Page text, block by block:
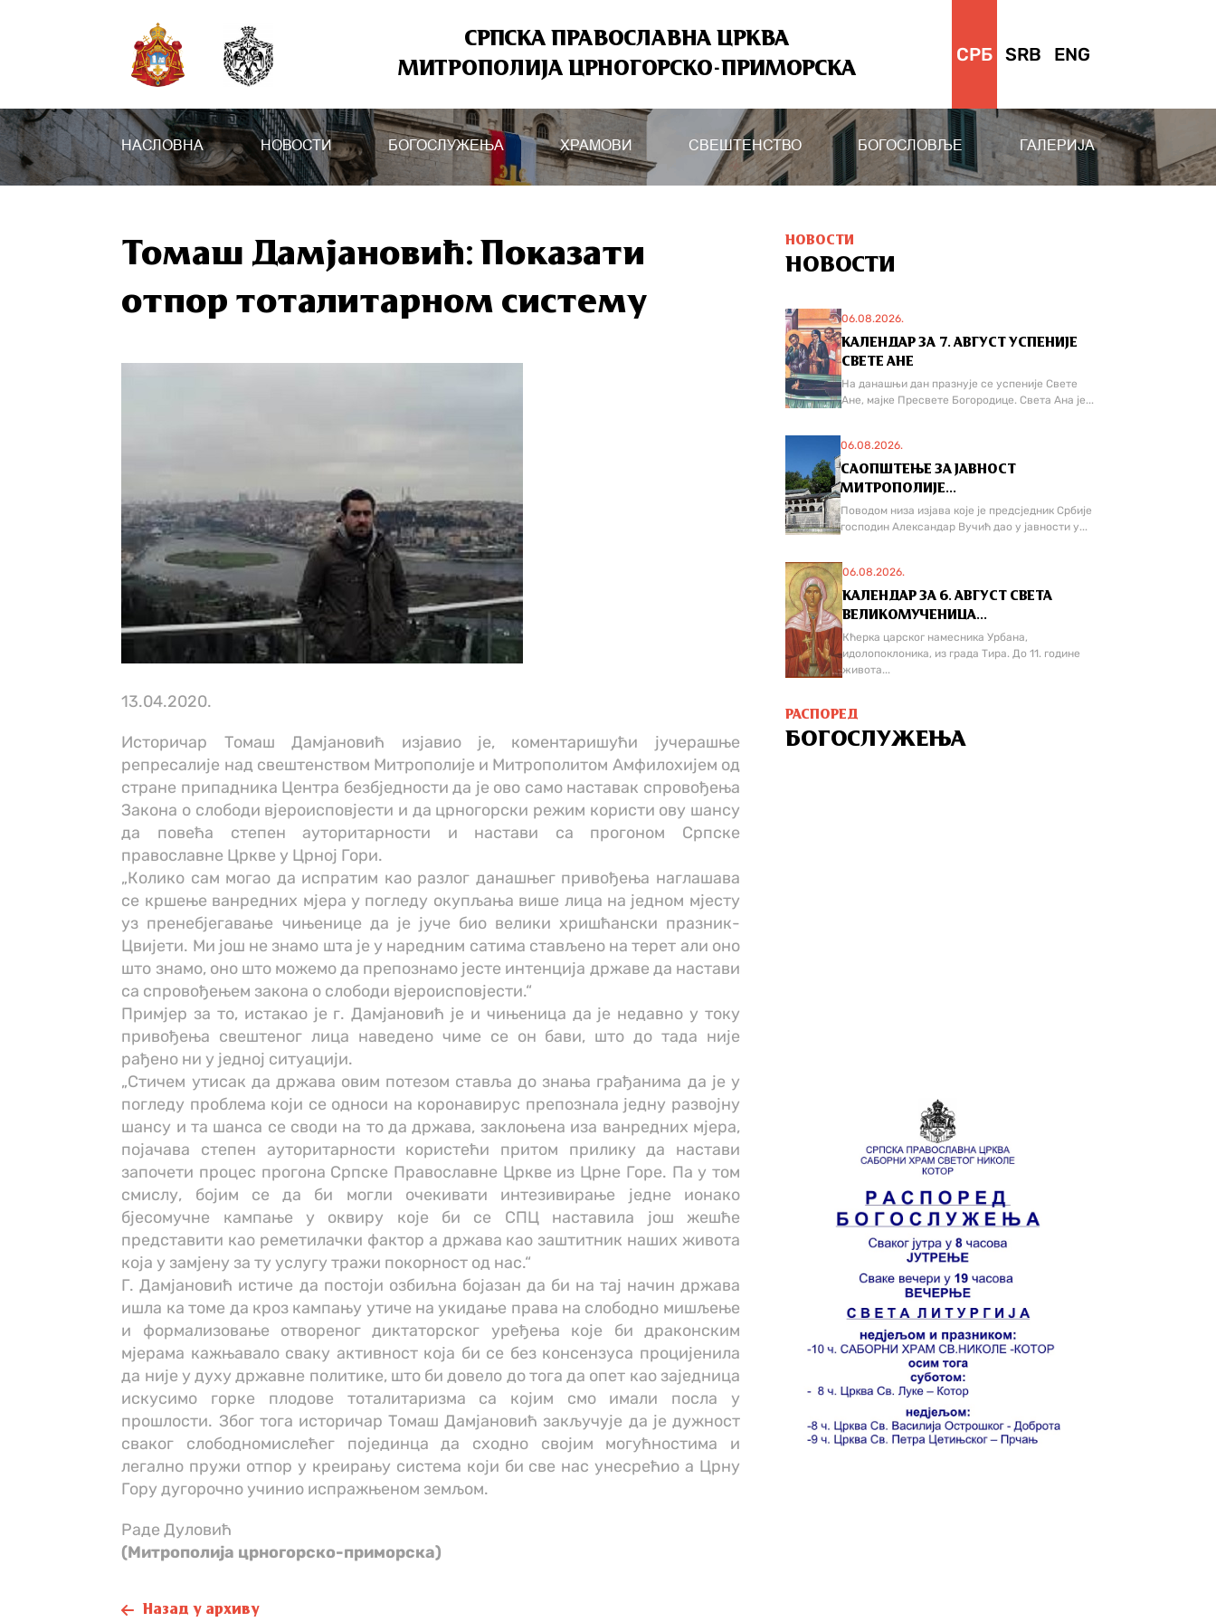
СРПСКА ПРАВОСЛАВНА ЦРКВА
МИТРОПОЛИЈА ЦРНОГОРСКО-ПРИМОРСКА
СРБ SRB ENG
НАСЛОВНА НОВОСТИ БОГОСЛУЖЕЊА ХРАМОВИ СВЕШТЕНСТВО БОГОСЛОВЉЕ ГАЛЕРИЈА
Томаш Дамјановић: Показати
отпор тоталитарном систему
13.04.2020.
Историчар Томаш Дамјановић изјавио је, коментаришући јучерашње
репресалије над свештенством Митрополије и Митрополитом Амфилохијем од
стране припадника Центра безбједности да је ово само наставак спровођења
Закона о слободи вјероисповјести и да црногорски режим користи ову шансу
да повећа степен ауторитарности и настави са прогоном Српске
православне Цркве у Црној Гори.
„Колико сам могао да испратим као разлог данашњег привођења наглашава
се кршење ванредних мјера у погледу окупљања више лица на једном мјесту
уз пренебјегавање чињенице да је јуче био велики хришћански празник-
Цвијети. Ми још не знамо шта је у наредним сатима стављено на терет али оно
што знамо, оно што можемо да препознамо јесте интенција државе да настави
са спровођењем закона о слободи вјероисповјести.“
Примјер за то, истакао је г. Дамјановић је и чињеница да је недавно у току
привођења свештеног лица наведено чиме се он бави, што до тада није
рађено ни у једној ситуацији.
„Стичем утисак да држава овим потезом ставља до знања грађанима да је у
погледу проблема који се односи на коронавирус препознала једну развојну
шансу и та шанса се своди на то да држава, заклоњена иза ванредних мјера,
појачава степен ауторитарности користећи притом прилику да настави
започети процес прогона Српске Православне Цркве из Црне Горе. Па у том
смислу, бојим се да би могли очекивати интезивирање једне ионако
бјесомучне кампање у оквиру које би се СПЦ наставила још жешће
представити као реметилачки фактор а држава као заштитник наших живота
која у замјену за ту услугу тражи покорност од нас.“
Г. Дамјановић истиче да постоји озбиљна бојазан да би на тај начин држава
ишла ка томе да кроз кампању утиче на укидање права на слободно мишљење
и формализовање отвореног диктаторског уређења које би драконским
мјерама кажњавало сваку активност која би се без консензуса процијенила
да није у духу државне политике, што би довело до тога да опет као заједница
искусимо горке плодове тоталитаризма са којим смо имали посла у
прошлости. Због тога историчар Томаш Дамјановић закључује да је дужност
сваког слободномислећег појединца да сходно својим могућностима и
легално пружи отпор у креирању система који би све нас унесрећио а Црну
Гору дугорочно учинио испражњеном земљом.
Раде Дуловић
(Митрополија црногорско-приморска)
Назад у архиву
НОВОСТИ
НОВОСТИ
06.08.2026.
КАЛЕНДАР ЗА 7. АВГУСТ УСПЕНИЈЕ
СВЕТЕ АНЕ
На данашњи дан празнује се успеније Свете
Ане, мајке Пресвете Богородице. Света Ана је...
06.08.2026.
САОПШТЕЊЕ ЗА ЈАВНОСТ
МИТРОПОЛИЈЕ...
Поводом низа изјава које је предсједник Србије
господин Александар Вучић дао у јавности у...
06.08.2026.
КАЛЕНДАР ЗА 6. АВГУСТ СВЕТА
ВЕЛИКОМУЧЕНИЦА...
Кћерка царског намесника Урбана,
идолопоклоника, из града Тира. До 11. године
живота...
РАСПОРЕД
БОГОСЛУЖЕЊА